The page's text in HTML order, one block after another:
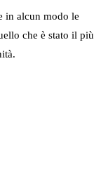
in alcun modo le
che è stato il più